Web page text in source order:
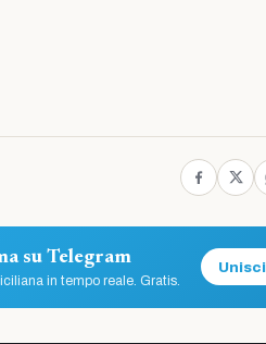
su Telegram
in tempo reale. Gratis.